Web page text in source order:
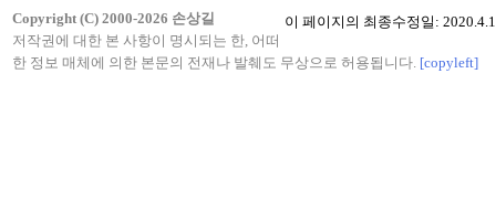
이 페이지의 최종수정일:
Copyright (C) 2000-2026 손상길
저작권에 대한 본 사항이 명시되는 한, 어떠
한 정보 매체에 의한 본문의 전재나 발췌도 무상으로 허용됩니다. [copyleft]